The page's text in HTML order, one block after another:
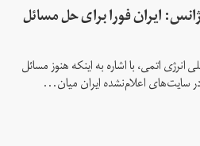
ایران فورا برای حل مسائل
انرژی اتمی، با اشاره به اینکه هنوز مسائل
سایت‌های اعلام‌نشده ایران میان...